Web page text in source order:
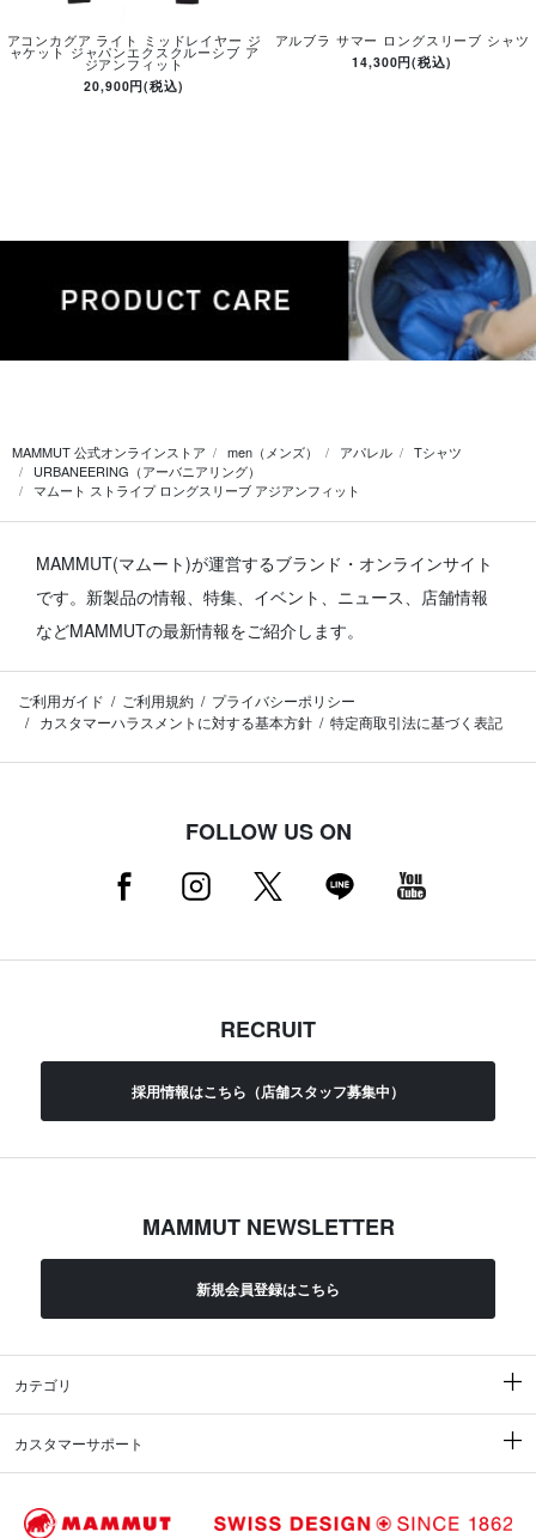
アコンカグア ライト ミッドレイヤー ジ
ャケット ジャパンエクスクルーシブ ア
ジアンフィット
20,900円(税込)
アルブラ サマー ロングスリーブ シャツ
14,300円(税込)
MAMMUT 公式オンラインストア men（メンズ） アパレル
Tシャツ
URBANEERING（アーバニアリング）
マムート ストライプ ロングスリーブ アジアンフィット
MAMMUT(マムート)が運営するブランド・オンラインサイト
です。 新製品の情報、特集、イベント、ニュース、店舗情報
などMAMMUTの最新情報をご紹介します。
ご利用ガイド ご利用規約
プライバシーポリシー
カスタマーハラスメントに対する基本方針
特定商取引法に基づく表記
FOLLOW US ON
RECRUIT
採用情報はこちら（店舗スタッフ募集中）
MAMMUT NEWSLETTER
新規会員登録はこちら
カテゴリ
カスタマーサポート